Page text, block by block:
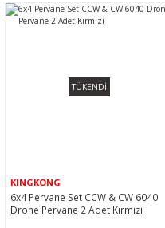
TÜKENDİ
KINGKONG
6x4 Pervane Set CCW & CW 6040
Drone Pervane 2 Adet Kırmızı